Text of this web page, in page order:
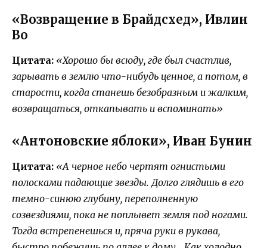
«Возвращение в Брайдсхед», Ивлин
Во
Цитата: «Хорошо бы всюду, где был счастлив,
зарывать в землю что-нибудь ценное, а потом, в
старости, когда станешь безобразным и жалким,
возвращаться, откапывать и вспоминать»
«Антоновские яблоки», Иван Бунин
Цитата: «А черное небо чертят огнистыми
полосками падающие звезды. Долго глядишь в его
темно-синюю глубину, переполненную
созвездиями, пока не поплывет земля под ногами.
Тогда встрепенешься и, пряча руки в рукава,